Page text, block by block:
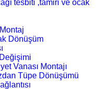
tesbiti ,tamiri ve ocak
Dönüşüm
Vanası Montajı
Tüpe Dönüşümü